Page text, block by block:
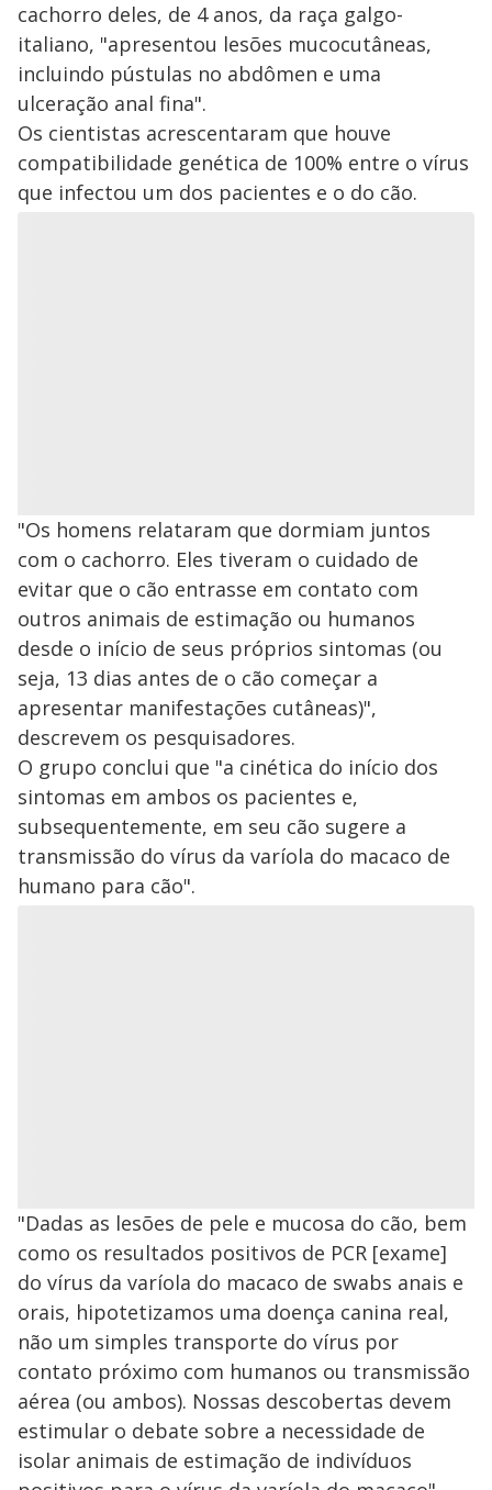
cachorro deles, de 4 anos, da raça galgo-
italiano, "apresentou lesões mucocutâneas,
incluindo pústulas no abdômen e uma
ulceração anal fina".
Os cientistas acrescentaram que houve
compatibilidade genética de 100% entre o vírus
que infectou um dos pacientes e o do cão.
"Os homens relataram que dormiam juntos
com o cachorro. Eles tiveram o cuidado de
evitar que o cão entrasse em contato com
outros animais de estimação ou humanos
desde o início de seus próprios sintomas (ou
seja, 13 dias antes de o cão começar a
apresentar manifestações cutâneas)",
descrevem os pesquisadores.
O grupo conclui que "a cinética do início dos
sintomas em ambos os pacientes e,
subsequentemente, em seu cão sugere a
transmissão do vírus da varíola do macaco de
humano para cão".
"Dadas as lesões de pele e mucosa do cão, bem
como os resultados positivos de PCR [exame]
do vírus da varíola do macaco de swabs anais e
orais, hipotetizamos uma doença canina real,
não um simples transporte do vírus por
contato próximo com humanos ou transmissão
aérea (ou ambos). Nossas descobertas devem
estimular o debate sobre a necessidade de
isolar animais de estimação de indivíduos